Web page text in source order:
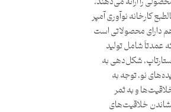
کارخانه نوآوری آمپر
دارای محصولاتی است
عمدتاً شامل تولید
شکل‌دهی به
نو، توجه به
و به ثمر
خلاقیت‌های